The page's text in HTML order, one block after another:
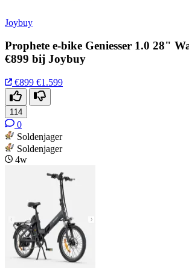
Joybuy
Prophete e-bike Geniesser 1.0 28"
€899 bij Joybuy
€899 €1.599
114
0
Soldenjager
Soldenjager
4w